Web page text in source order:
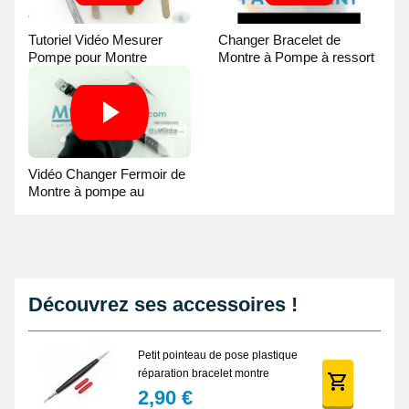
Tutoriel Vidéo Mesurer
Pompe pour Montre
Changer Bracelet de
Montre à Pompe à ressort
Vidéo Changer Fermoir de
Montre à pompe au
Découvrez ses accessoires !
Petit pointeau de pose plastique
réparation bracelet montre
2,90 €